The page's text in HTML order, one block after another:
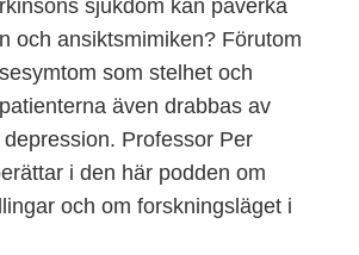
sjukdom kan påverka
och ansiktsmimiken? Förutom
som stelhet och
även drabbas av
Professor Per
i den här podden om
och om forskningsläget i